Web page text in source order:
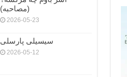
(مصاحبه)
2026-05-23
سیسیلی پارسلی
2026-05-12